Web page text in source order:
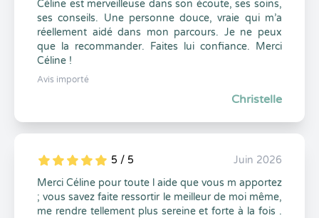
Céline est merveilleuse dans son écoute, ses soins,
ses conseils. Une personne douce, vraie qui m’a
réellement aidé dans mon parcours. Je ne peux
que la recommander. Faites lui confiance. Merci
Céline !
Avis importé
Christelle
5
1
5
0 5 / 5
Juin 2026
Merci Céline pour toute l aide que vous m apportez
; vous savez faite ressortir le meilleur de moi même,
me rendre tellement plus sereine et forte à la fois .